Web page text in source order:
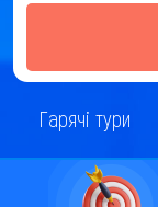
Гарячі тури